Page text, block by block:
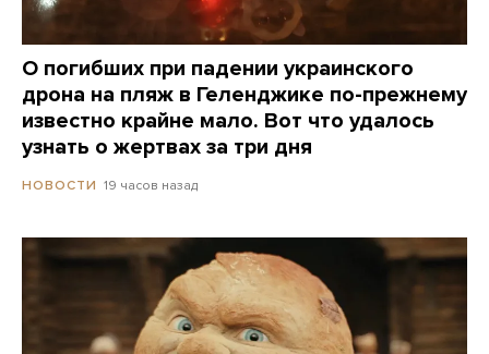
О погибших при падении украинского
дрона на пляж в Геленджике по-прежнему
известно крайне мало. Вот что удалось
узнать о жертвах за три дня
НОВОСТИ 19 часов назад